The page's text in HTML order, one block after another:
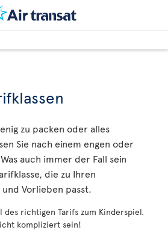
zu packen oder alles
Sie nach einem engen oder
auch immer der Fall sein
die zu Ihren
Vorlieben passt.
des richtigen Tarifs zum Kinderspiel.
kompliziert sein!